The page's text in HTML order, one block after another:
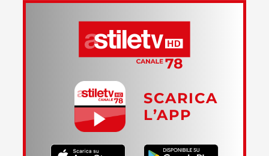
SCARICA
L’APP